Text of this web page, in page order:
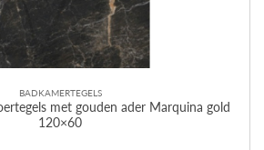
BADKAMERTEGELS
met gouden ader Marquina gold
120×60